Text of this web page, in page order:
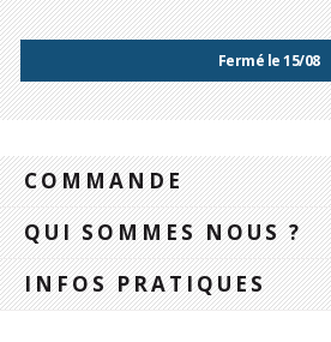
Fermé le 15/08
COMMANDE
QUI SOMMES NOUS ?
INFOS PRATIQUES